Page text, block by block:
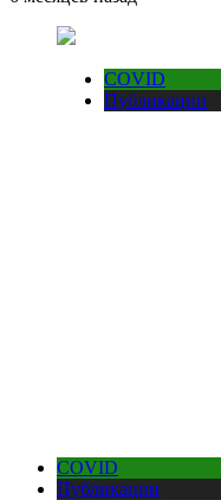
COVID
Публикации
COVID
Публикации